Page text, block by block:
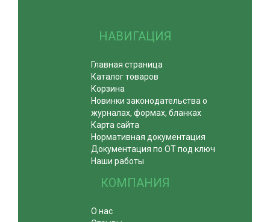
НАВИГАЦИЯ
Главная страница
Каталог товаров
Корзина
Новинки законодательства о
журналах, формах, бланках
Карта сайта
Нормативная документация
Документация по ОТ под ключ
Наши работы
КОМПАНИЯ
О нас